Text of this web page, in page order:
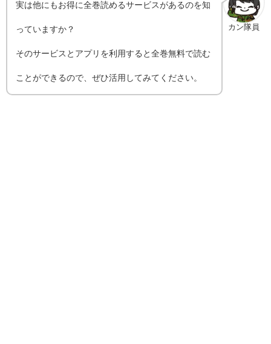
カン隊員
実は他にもお得に全巻読めるサービスがあるのを知
っていますか？
そのサービスとアプリを利用すると全巻無料で読む
ことができるので、ぜひ活用してみてください。